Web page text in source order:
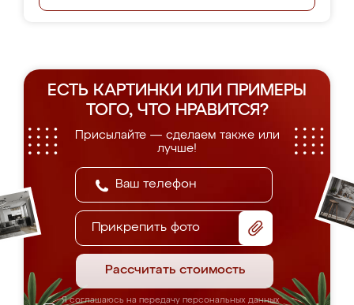
ЕСТЬ КАРТИНКИ ИЛИ ПРИМЕРЫ
ТОГО, ЧТО НРАВИТСЯ?
Присылайте — сделаем также или
лучше!
Прикрепить фото
Рассчитать стоимость
Я соглашаюсь на передачу персональных данных